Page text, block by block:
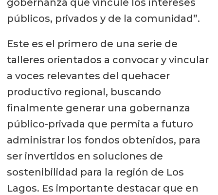
públicos, privados y de la comunidad”.
Este es el primero de una serie de
talleres orientados a convocar y vincular
a voces relevantes del quehacer
productivo regional, buscando
finalmente generar una gobernanza
público-privada que permita a futuro
administrar los fondos obtenidos, para
ser invertidos en soluciones de
sostenibilidad para la región de Los
Lagos. Es importante destacar que en